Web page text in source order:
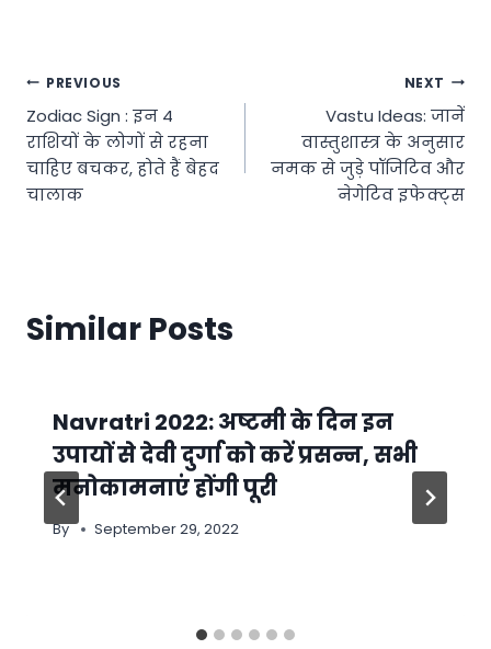
Post
navigation
PREVIOUS
Zodiac Sign : इन 4
राशियों के लोगों से रहना
चाहिए बचकर, होते हैं बेहद
चालाक
NEXT
Vastu Ideas: जानें
वास्तुशास्त्र के अनुसार
नमक से जुड़े पॉजिटिव और
नेगेटिव इफेक्ट्स
Similar Posts
Navratri 2022: अष्टमी के दिन इन
उपायों से देवी दुर्गा को करें प्रसन्न, सभी
मनोकामनाएं होंगी पूरी
By September 29, 2022